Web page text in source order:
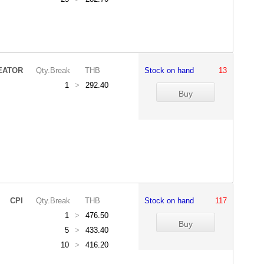
Qty.Break
THB
1
> 292.40
Stock on hand 13
CPI Qty.Break
THB
1
>
476.50
5
>
433.40
10
> 416.20
Stock on hand 117